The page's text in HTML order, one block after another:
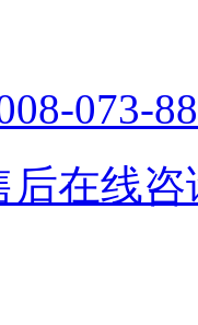
073-
后在线咨